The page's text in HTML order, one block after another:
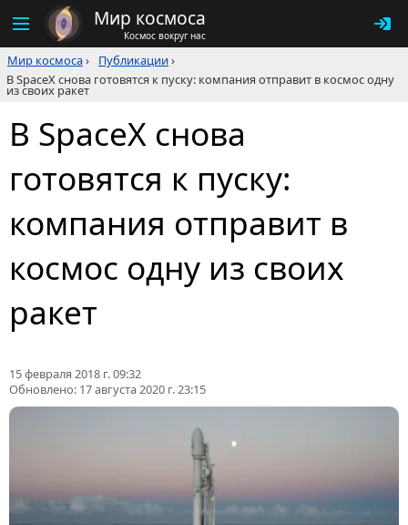
Мир космоса
Космос вокруг нас
Мир космоса› Публикации›
В SpaceX снова готовятся к пуску: компания отправит в космос одну
из своих ракет
В SpaceX снова
готовятся к пуску:
компания отправит в
космос одну из своих
ракет
15 февраля 2018 г. 09:32
Обновлено: 17 августа 2020 г. 23:15